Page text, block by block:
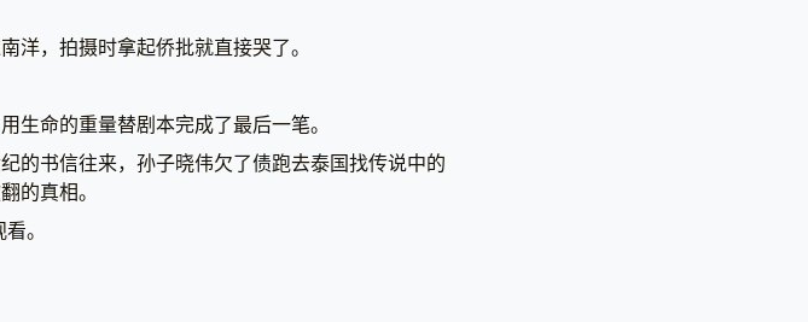
洋，拍摄时拿起侨批就直接哭了。
生命的重量替剧本完成了最后一笔。
的书信往来，孙子晓伟欠了债跑去泰国找传说中的
的真相。
。